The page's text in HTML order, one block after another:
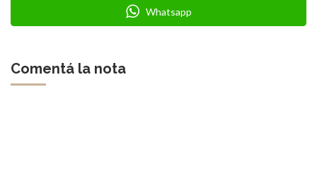
Whatsapp
Comentá la nota